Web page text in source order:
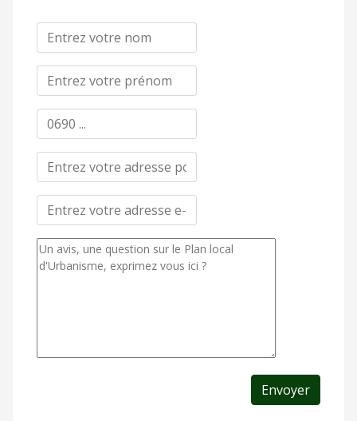
Envoyer